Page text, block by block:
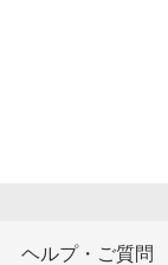
ヘルプ・ご質問